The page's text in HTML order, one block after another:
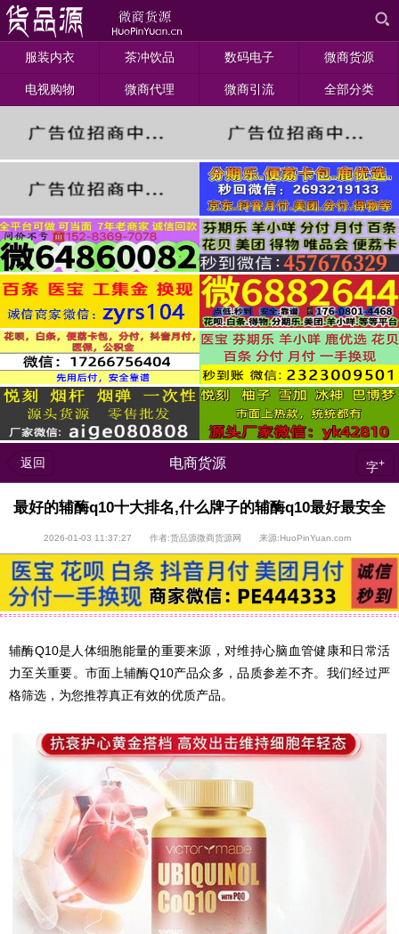
服装内衣 茶冲饮品 数码电子 微商货源
电视购物 微商代理 微商引流 全部分类
返回 电商货源 字+
最好的辅酶q10十大排名,什么牌子的辅酶q10最好最安全
2026-01-03 11:37:27 作者:货品源微商货源网 来源:HuoPinYuan.com
辅酶Q10是人体细胞能量的重要来源，对维持心脑血管健康和日常活
力至关重要。市面上辅酶Q10产品众多，品质参差不齐。我们经过严
格筛选，为您推荐真正有效的优质产品。